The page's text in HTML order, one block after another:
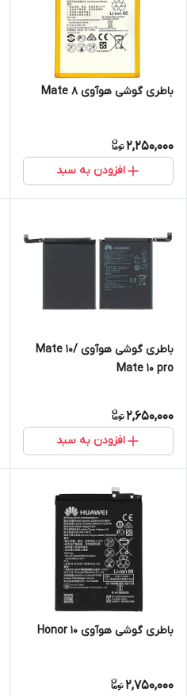
باطری گوشی هوآوی Mate 8
2,250,000
افزودن به سبد
باطری گوشی هوآوی Mate 10/
Mate 10 pro
2,650,000
افزودن به سبد
باطری گوشی هوآوی Honor 10
2,750,000